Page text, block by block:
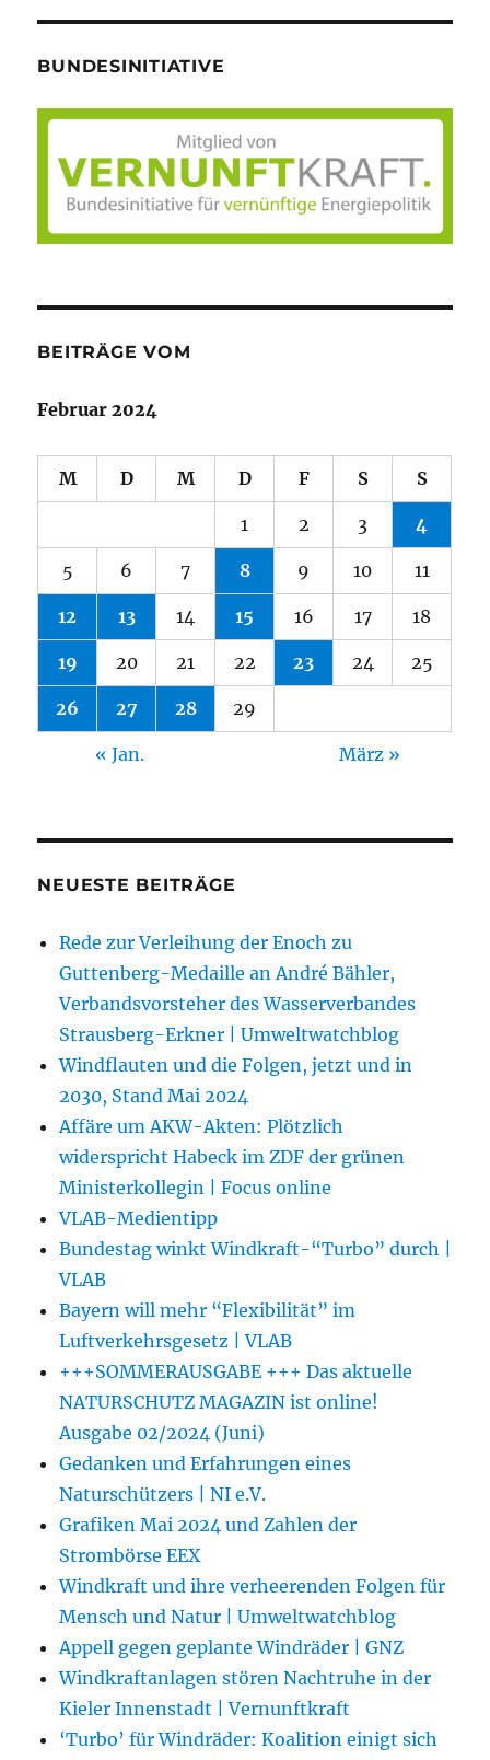
BUNDESINITIATIVE
BEITRÄGE VOM
Februar 2024
M D M D F S S
1 2 3 4
5 6 7 8 9 10 11
12 13 14 15 16 17 18
19 20 21 22 23 24 25
26 27 28 29
« Jan. März »
NEUESTE BEITRÄGE
Rede zur Verleihung der Enoch zu
Guttenberg-Medaille an André Bähler,
Verbandsvorsteher des Wasserverbandes
Strausberg-Erkner | Umweltwatchblog
Windflauten und die Folgen, jetzt und in
2030, Stand Mai 2024
Affäre um AKW-Akten: Plötzlich
widerspricht Habeck im ZDF der grünen
Ministerkollegin | Focus online
VLAB-Medientipp
Bundestag winkt Windkraft-“Turbo” durch |
VLAB
Bayern will mehr “Flexibilität” im
Luftverkehrsgesetz | VLAB
+++SOMMERAUSGABE +++ Das aktuelle
NATURSCHUTZ MAGAZIN ist online!
Ausgabe 02/2024 (Juni)
Gedanken und Erfahrungen eines
Naturschützers | NI e.V.
Grafiken Mai 2024 und Zahlen der
Strombörse EEX
Windkraft und ihre verheerenden Folgen für
Mensch und Natur | Umweltwatchblog
Appell gegen geplante Windräder | GNZ
Windkraftanlagen stören Nachtruhe in der
Kieler Innenstadt | Vernunftkraft
‘Turbo’ für Windräder: Koalition einigt sich